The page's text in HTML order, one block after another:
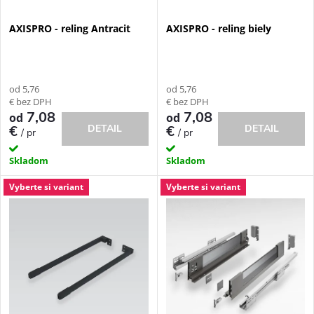
p
o
d
u
p
o
d
u
k
AXISPRO - reling Antracit
od 5,76
€ bez DPH
od 7,08
€/ pr
Skladom
DETAIL
AXISPRO - reling biely
od 5,76
€ bez DPH
od 7,08
€/ pr
Skladom
DETAIL
Vyberte si variant Vyberte si variant